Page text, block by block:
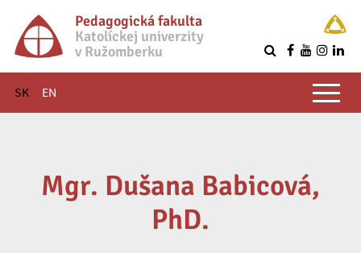
Pedagogická fakulta
Katolíckej univerzity
v Ružomberku
SK EN
Hlavné menu
Mgr. Dušana Babicová,
PhD.